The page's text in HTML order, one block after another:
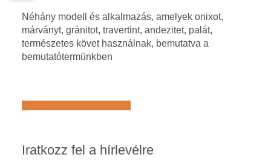
Néhány modell és alkalmazás, amelyek onixot,
márványt, gránitot, travertint, andezitet, palát,
természetes követ használnak, bemutatva a
bemutatótermünkben
Iratkozz fel a hírlevélre